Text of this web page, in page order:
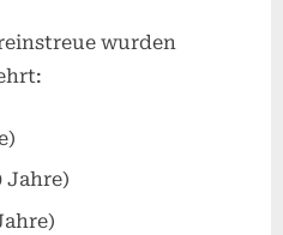
wurden
Jahre)